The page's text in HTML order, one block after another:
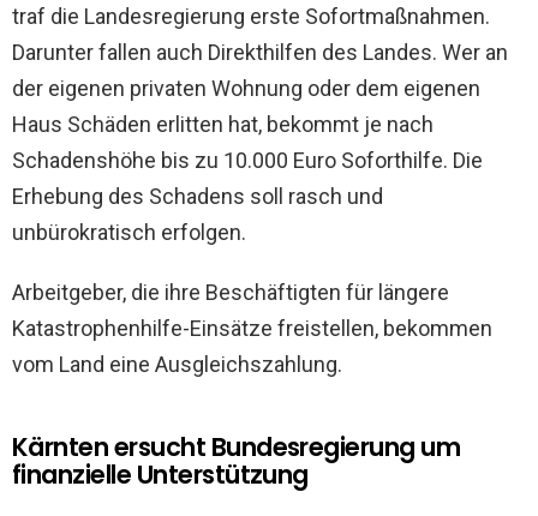
traf die Landesregierung erste Sofortmaßnahmen.
Darunter fallen auch Direkthilfen des Landes. Wer an
der eigenen privaten Wohnung oder dem eigenen
Haus Schäden erlitten hat, bekommt je nach
Schadenshöhe bis zu 10.000 Euro Soforthilfe. Die
Erhebung des Schadens soll rasch und
unbürokratisch erfolgen.
Arbeitgeber, die ihre Beschäftigten für längere
Katastrophenhilfe-Einsätze freistellen, bekommen
vom Land eine Ausgleichszahlung.
Kärnten ersucht Bundesregierung um
finanzielle Unterstützung